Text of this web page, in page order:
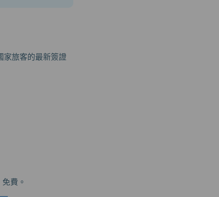
家旅客的最新簽證
費。